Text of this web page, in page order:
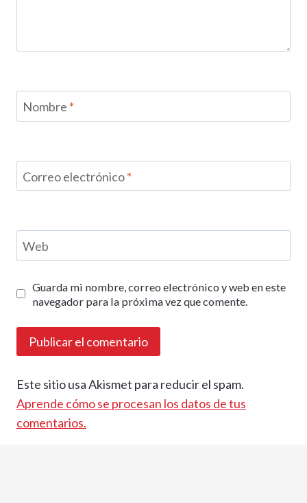
Nombre *
Correo electrónico*
Web
Guarda mi nombre, correo electrónico y web en este
navegador para la próxima vez que comente.
Este sitio usa Akismet para reducir el spam.
Aprende cómo se procesan los datos de tus
comentarios.